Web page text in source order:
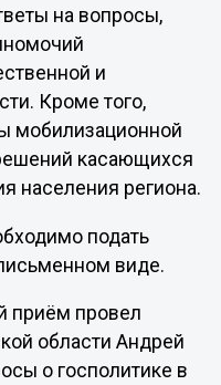
на вопросы,
и
Кроме того,
мобилизационной
касающихся
населения региона.
подать
виде.
приём провел
области Андрей
о госполитике в